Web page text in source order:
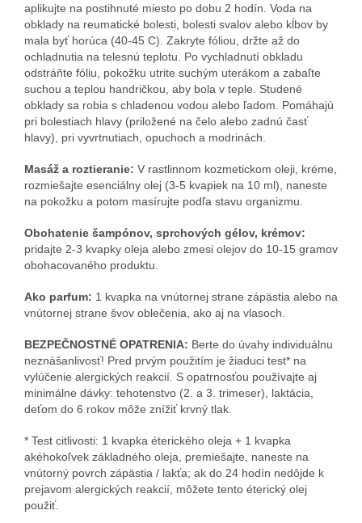
aplikujte na postihnuté miesto po dobu 2 hodín. Voda na
obklady na reumatické bolesti, bolesti svalov alebo kĺbov by
mala byť horúca (40-45 C). Zakryte fóliou, držte až do
ochladnutia na telesnú teplotu. Po vychladnutí obkladu
odstráňte fóliu, pokožku utrite suchým uterákom a zabaľte
suchou a teplou handričkou, aby bola v teple. Studené
obklady sa robia s chladenou vodou alebo ľadom. Pomáhajú
pri bolestiach hlavy (priložené na čelo alebo zadnú časť
hlavy), pri vyvrtnutiach, opuchoch a modrinách.
Masáž a roztieranie: V rastlinnom kozmetickom oleji, kréme,
rozmiešajte esenciálny olej (3-5 kvapiek na 10 ml), naneste
na pokožku a potom masírujte podľa stavu organizmu.
Obohatenie šampónov, sprchových gélov, krémov:
pridajte 2-3 kvapky oleja alebo zmesi olejov do 10-15 gramov
obohacovaného produktu.
Ako parfum: 1 kvapka na vnútornej strane zápästia alebo na
vnútornej strane švov oblečenia, ako aj na vlasoch.
BEZPEČNOSTNÉ OPATRENIA: Berte do úvahy individuálnu
neznášanlivosť! Pred prvým použitím je žiaduci test* na
vylúčenie alergických reakcií. S opatrnosťou používajte aj
minimálne dávky: tehotenstvo (2. a 3. trimeser), laktácia,
deťom do 6 rokov môže znížiť krvný tlak.
* Test citlivosti: 1 kvapka éterického oleja + 1 kvapka
akéhokoľvek základného oleja, premiešajte, naneste na
vnútorný povrch zápästia / lakťa; ak do 24 hodín nedôjde k
prejavom alergických reakcií, môžete tento éterický olej
použiť.